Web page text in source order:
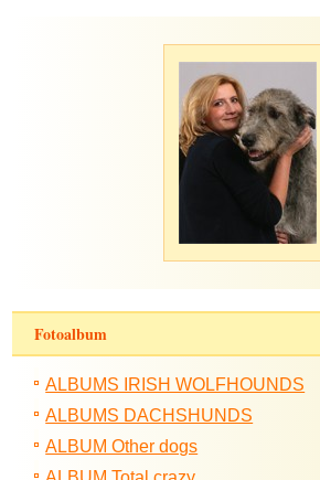
Fotoalbum
ALBUMS IRISH WOLFHOUNDS
ALBUMS DACHSHUNDS
ALBUM Other dogs